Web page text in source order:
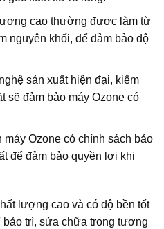
cao thường được làm từ
nguyên khối, để đảm bảo độ
sản xuất hiện đại, kiểm
sẽ đảm bảo máy Ozone có
Ozone có chính sách bảo
để đảm bảo quyền lợi khi
lượng cao và có độ bền tốt
bảo trì, sửa chữa trong tương